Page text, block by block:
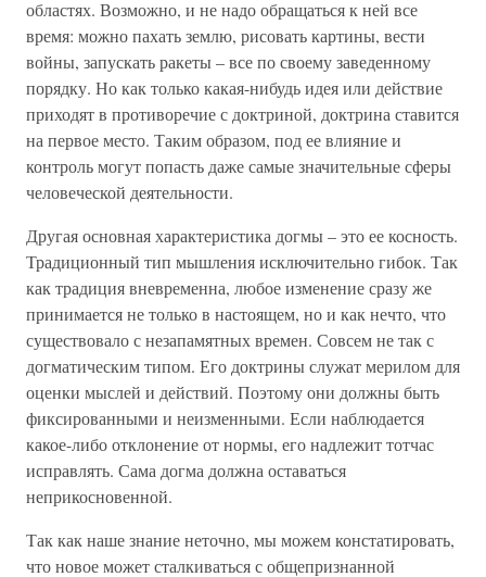
областях. Возможно, и не надо обращаться к ней все
время: можно пахать землю, рисовать картины, вести
войны, запускать ракеты – все по своему заведенному
порядку. Но как только какая-нибудь идея или действие
приходят в противоречие с доктриной, доктрина ставится
на первое место. Таким образом, под ее влияние и
контроль могут попасть даже самые значительные сферы
человеческой деятельности.
Другая основная характеристика догмы – это ее косность.
Традиционный тип мышления исключительно гибок. Так
как традиция вневременна, любое изменение сразу же
принимается не только в настоящем, но и как нечто, что
существовало с незапамятных времен. Совсем не так с
догматическим типом. Его доктрины служат мерилом для
оценки мыслей и действий. Поэтому они должны быть
фиксированными и неизменными. Если наблюдается
какое-либо отклонение от нормы, его надлежит тотчас
исправлять. Сама догма должна оставаться
неприкосновенной.
Так как наше знание неточно, мы можем констатировать,
что новое может сталкиваться с общепризнанной